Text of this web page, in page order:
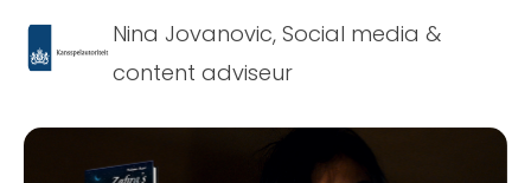
Nina Jovanovic, Social media &
content adviseur